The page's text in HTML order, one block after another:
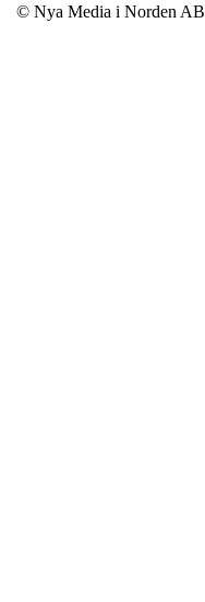
© Nya Media i Norden AB